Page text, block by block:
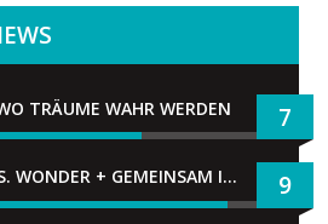
TRÄUME WAHR WERDEN 7
SUPER MARIO BROS. WONDER + GEMEINSAM IM BELLABEL-PARK 9